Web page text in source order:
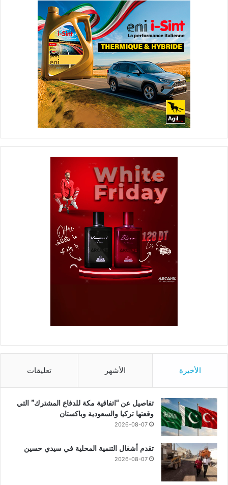
الأخيرة الأشهر تعليقات
تفاصيل عن “اتفاقية مكة للدفاع المشترك” التي
وقعتها تركيا والسعودية وباكستان
2026-08-07
تقدم أشغال التنمية المحلية في سيدي حسين
2026-08-07